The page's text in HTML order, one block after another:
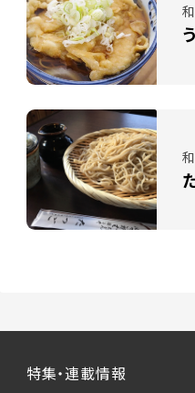
特集・連載情報